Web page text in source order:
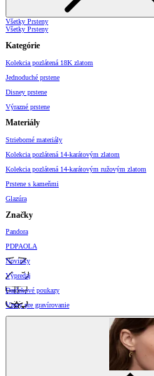
Všetky Prsteny
Všetky Prsteny
Kategórie
Kolekcia pozlátená 18K zlatom
Jednoduché prstene
Disney prstene
Výrazné prstene
Materiály
Strieborné materiály
Kolekcia pozlátená 14-karátovým zlatom
Kolekcia pozlátená 14-karátovým ružovým zlatom
Prstene s kameňmi
Glazúra
Značky
Pandora
PDPAOLA
Novinky
Výpredaj
Darčekové poukazy
Vzory pre gravírovanie